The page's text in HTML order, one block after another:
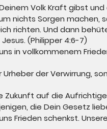
Volk Kraft gibst und
nichts Sorgen
richten. Und dann
(Philipper 4:6-7)
in vollkommenem
der Verwirrung,
Zukunft auf die
die Dein Gesetz
Frieden schenkst.